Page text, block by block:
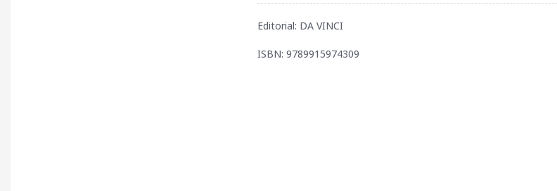
Editorial: DA VINCI
ISBN: 9789915974309